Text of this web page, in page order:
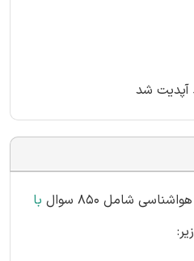
شامل 850 سوال
با